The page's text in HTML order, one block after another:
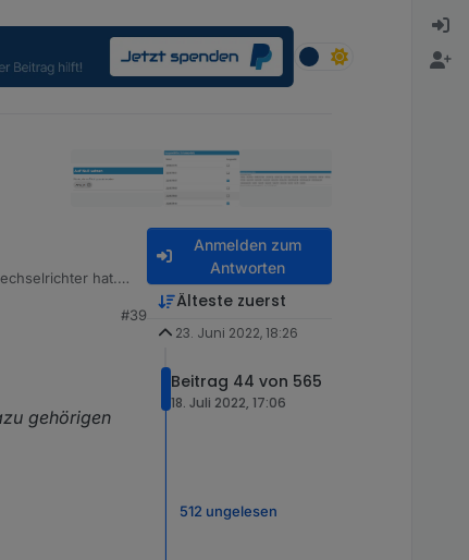
hat.
#39
gehörigen
Anmelden zum
Antworten
Älteste zuerst
23. Juni 2022, 18:26
Beitrag 44 von 565
18. Juli 2022, 17:06
512 ungelesen